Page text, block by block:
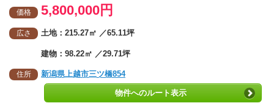
価格 5,800,000円
広さ 土地：215.27㎡ ／65.11坪
建物：98.22㎡ ／29.71坪
住所 新潟県上越市三ツ橋854
物件へのルート表示